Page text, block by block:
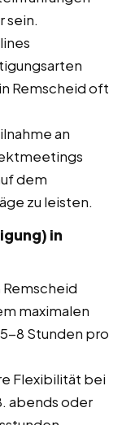
sein.
Remscheid oft
an
dem
zu leisten.
in
maximalen
8 Stunden pro
Flexibilität bei
abends oder